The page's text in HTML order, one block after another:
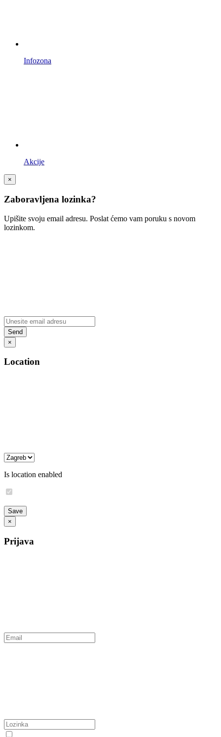
Infozona
Akcije
×
Zaboravljena lozinka?
Upišite svoju email adresu. Poslat ćemo vam poruku s novom
lozinkom.
×
Location
Is location enabled
×
Prijava